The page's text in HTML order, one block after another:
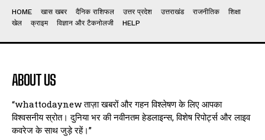
HOME खास खबर दैनिक राशिफल उत्तर प्रदेश उत्तराखंड राजनीतिक
शिक्षा
खेल
क्राइम विज्ञान और टैकनोलजी HELP
ABOUT US
“whattodaynew ताज़ा खबरों और गहन विश्लेषण के लिए आपका
विश्वसनीय स्रोत। दुनिया भर की नवीनतम हेडलाइन्स, विशेष रिपोर्ट्स और लाइव
कवरेज के साथ जुड़े रहें।”